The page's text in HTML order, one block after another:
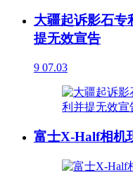
大疆起诉影石专
提无效宣告
9 07.03
富士X-Half相机